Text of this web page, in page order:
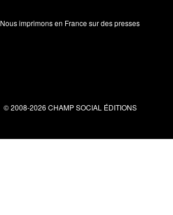
Nous imprimons en France sur des presses
© 2008-2026 CHAMP SOCIAL ÉDITIONS